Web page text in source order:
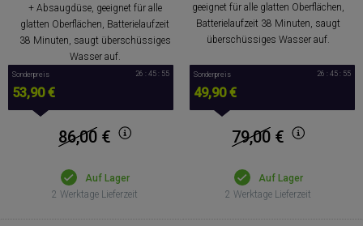
+ Absaugdüse, geeignet für alle
glatten Oberflächen, Batterielaufzeit
38 Minuten, saugt überschüssiges
Wasser auf.
Sonderpreis
53,90 €
26 : 45 : 54
86,00€
Auf Lager
2 Werktage Lieferzeit
geeignet für alle glatten Oberflächen,
Batterielaufzeit 38 Minuten, saugt
überschüssiges Wasser auf.
Sonderpreis
49,90 €
26 : 45 : 54
79,00€
Auf Lager
2 Werktage Lieferzeit